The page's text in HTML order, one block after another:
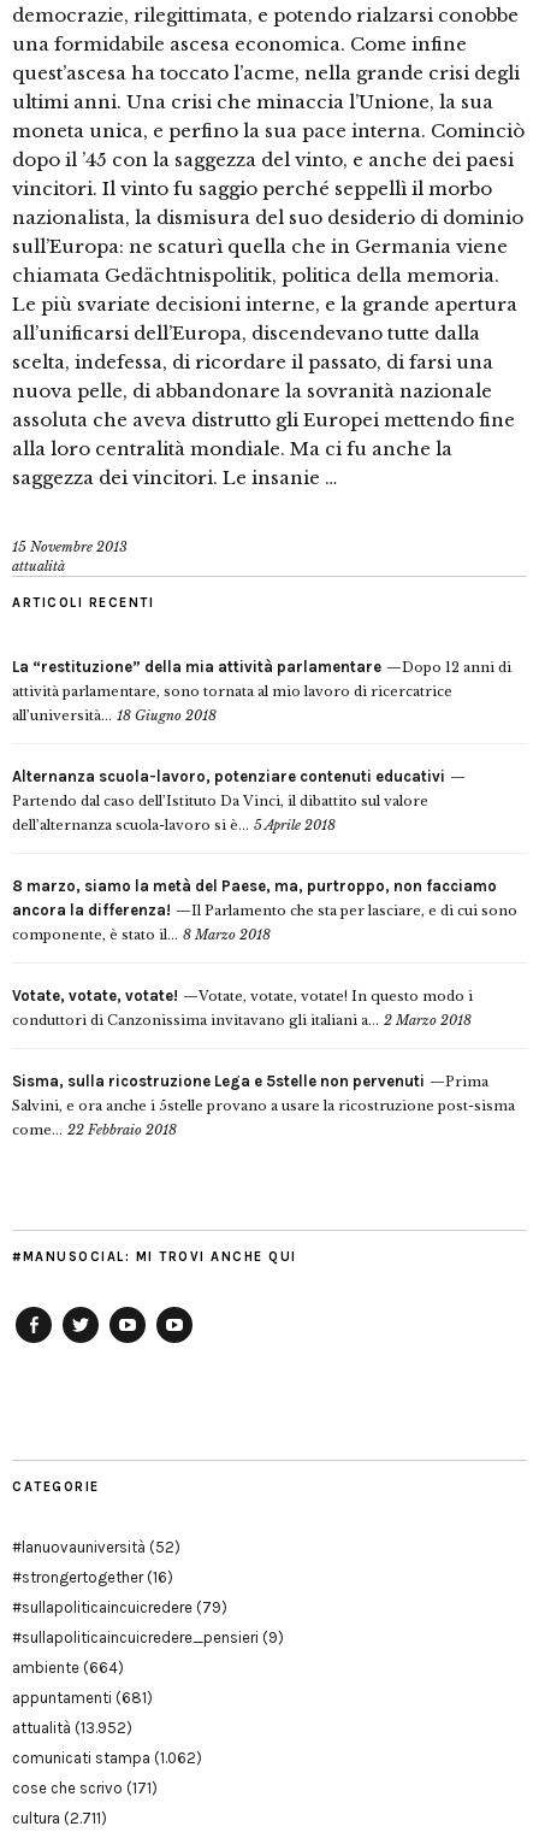
democrazie, rilegittimata, e potendo rialzarsi conobbe
una formidabile ascesa economica. Come infine
quest’ascesa ha toccato l’acme, nella grande crisi degli
ultimi anni. Una crisi che minaccia l’Unione, la sua
moneta unica, e perfino la sua pace interna. Cominciò
dopo il ’45 con la saggezza del vinto, e anche dei paesi
vincitori. Il vinto fu saggio perché seppellì il morbo
nazionalista, la dismisura del suo desiderio di dominio
sull’Europa: ne scaturì quella che in Germania viene
chiamata Gedächtnispolitik, politica della memoria.
Le più svariate decisioni interne, e la grande apertura
all’unificarsi dell’Europa, discendevano tutte dalla
scelta, indefessa, di ricordare il passato, di farsi una
nuova pelle, di abbandonare la sovranità nazionale
assoluta che aveva distrutto gli Europei mettendo fine
alla loro centralità mondiale. Ma ci fu anche la
saggezza dei vincitori. Le insanie …
15 Novembre 2013
attualità
ARTICOLI RECENTI
La “restituzione” della mia attività parlamentare
Dopo 12 anni di
attività parlamentare, sono tornata al mio lavoro di ricercatrice
all’università... 18 Giugno 2018
Alternanza scuola-lavoro, potenziare contenuti educativi
Partendo dal caso dell’Istituto Da Vinci, il dibattito sul valore
dell’alternanza scuola-lavoro si è... 5 Aprile 2018
8 marzo, siamo la metà del Paese, ma, purtroppo, non facciamo
ancora la differenza!
Il Parlamento che sta per lasciare, e di cui sono
componente, è stato il... 8 Marzo 2018
Votate, votate, votate!
Votate, votate, votate! In questo modo i
conduttori di Canzonissima invitavano gli italiani a... 2 Marzo 2018
Sisma, sulla ricostruzione Lega e 5stelle non pervenuti
Prima
Salvini, e ora anche i 5stelle provano a usare la ricostruzione post-sisma
come... 22 Febbraio 2018
#MANUSOCIAL: MI TROVI ANCHE QUI
CATEGORIE
#lanuovauniversità (52)
#strongertogether(16)
#sullapoliticaincuicredere (79)
#sullapoliticaincuicredere_pensieri (9)
ambiente (664)
appuntamenti (681)
attualità (13.952)
comunicati stampa (1.062)
cose che scrivo (171)
cultura (2.711)